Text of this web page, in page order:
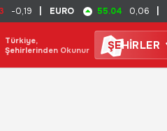
-0,19 EURO 55.04 0,06
Türkiye,
Şehirlerinden Okunur
ŞEHİRLER